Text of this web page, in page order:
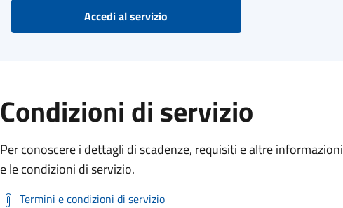
Accedi al servizio
Condizioni di servizio
Per conoscere i dettagli di scadenze, requisiti e altre
e le condizioni di servizio.
Termini e condizioni di servizio